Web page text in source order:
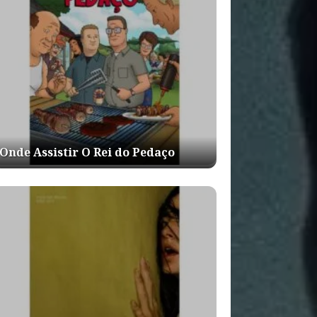
Onde Assistir O Rei do Pedaço